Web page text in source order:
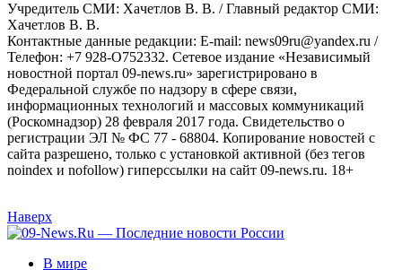
Учредитель СМИ: Хaчeтлoв B. B. / Главный редактор СМИ:
Хaчeтлoв B. B.
Контактные данные редакции: E-mail: news09ru@yandex.ru /
Телефон: +7 928-O752332. Сетевое издание «Независимый
новостной портал 09-news.ru» зарегистрировано в
Федеральной службе по надзору в сфере связи,
информационных технологий и массовых коммуникаций
(Роскомнадзор) 28 февраля 2017 года. Свидетельство о
регистрации ЭЛ № ФС 77 - 68804. Копирование новостей с
сайта разрешено, только с установкой активной (без тегов
noindex и nofollow) гиперссылки на сайт 09-news.ru. 18+
Наверх
В мире